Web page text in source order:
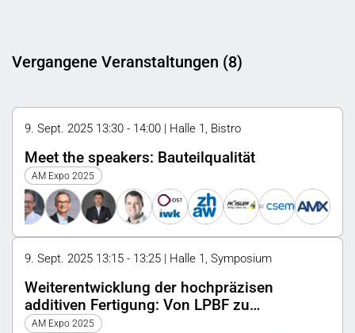
Vergangene Veranstaltungen (8)
9. Sept. 2025 13:30 - 14:00 | Halle 1, Bistro
Meet the speakers: Bauteilqualität
AM Expo 2025
9. Sept. 2025 13:15 - 13:25 | Halle 1, Symposium
Weiterentwicklung der hochpräzisen
additiven Fertigung: Von LPBF zu
Lithographie-basierten Verfahren
AM Expo 2025